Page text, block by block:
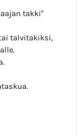
takki"
talvitakiksi,